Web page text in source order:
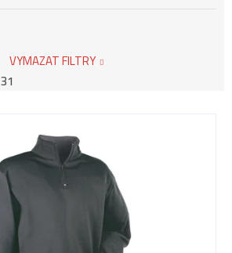
VYMAZAT FILTRY
31